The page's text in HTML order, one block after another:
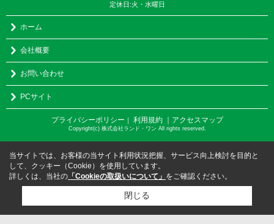
定休日:火・水曜日
ホーム
会社概要
お問い合わせ
PCサイト
プライバシーポリシー 利用規約 ｜アクセスマップ
Copyright(c) 株式会社ランド・ワン All rights reserved.
当サイトでは、お客様の当サイト利用状況把握、サービス向上検討を目的と
して、クッキー（Cookie）を使用しています。
詳しくは、当社の 「Cookieの取扱いについて」 をご確認ください。
閉じる